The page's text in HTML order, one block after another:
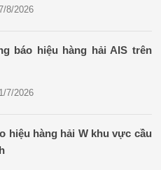
8/2026
báo hiệu hàng hải AIS trên
7/2026
hiệu hàng hải W khu vực cầu